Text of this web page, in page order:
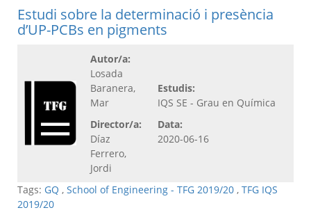
Estudi sobre la determinació i presència
d’UP-PCBs en pigments
Autor/a:
Losada
Baranera,
Mar
Director/a:
Díaz
Ferrero,
Jordi
Estudis:
IQS SE - Grau en Química
Data:
2020-06-16
Tags: GQ , School of Engineering - TFG 2019/20 , TFG IQS
2019/20